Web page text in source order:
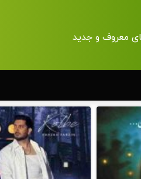
معروف و جدید